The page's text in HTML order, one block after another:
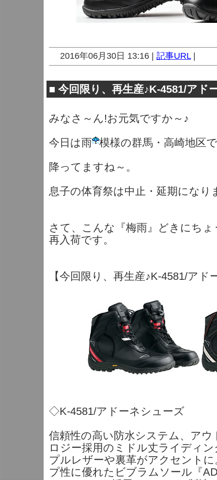
2016年06月30日 13:16 | 記事URL|
■ 今回限り、再生産♪K-4581/アド
みなさ～ん!お元気ですか～♪
今日は雨
模様の群馬・高崎地区
降ってますね～。
息子の体育祭は中止・延期になり
さて、こんな『梅雨』どきにち
再入荷です。
【今回限り、再生産♪K-4581/アド
◇K-4581/アドーネシューズ
信頼性の高い防水システム、ア
ロジー採用のミドル丈ライディ
プルレザーや裏革がアクセント
プ性に優れたビブラムソール『